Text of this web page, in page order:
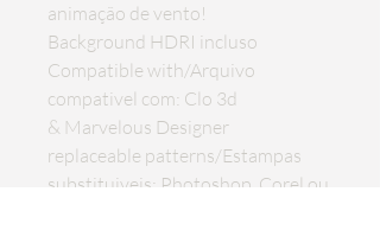
animação de vento!
Background HDRI incluso
Compatible with/Arquivo
compativel com: Clo 3d
& Marvelous Designer
replaceable patterns/Estampas
substituiveis: Photoshop, Corel ou